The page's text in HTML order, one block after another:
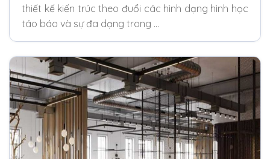
thiết kế kiến trúc theo đuổi các hình dạng hình học
táo báo và sự đa dạng trong …